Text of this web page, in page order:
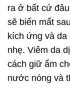
ra ở bất cứ
sẽ biến mất
kích ứng và
nhẹ. Viêm da
cách giữ ẩm
nước nóng và